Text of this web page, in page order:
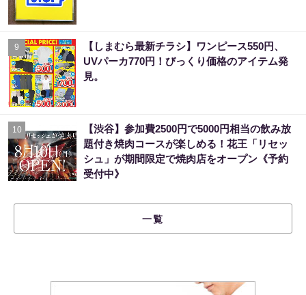
9
【しまむら最新チラシ】ワンピース550円、
UVパーカ770円！びっくり価格のアイテム発
見。
10
【渋谷】参加費2500円で5000円相当の飲み放
題付き焼肉コースが楽しめる！花王「リセッ
シュ」が期間限定で焼肉店をオープン《予約
受付中》
一覧